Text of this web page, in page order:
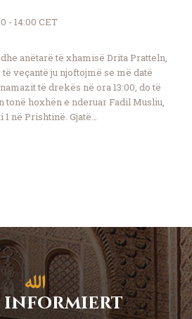
- 14:00 CET
anëtarë të xhamisë Drita Pratteln,
veçantë ju njoftojmë se më datë
të drekës në ora 13:00, do të
hoxhën e nderuar Fadil Musliu,
në Prishtinë. Gjatë…
informiert